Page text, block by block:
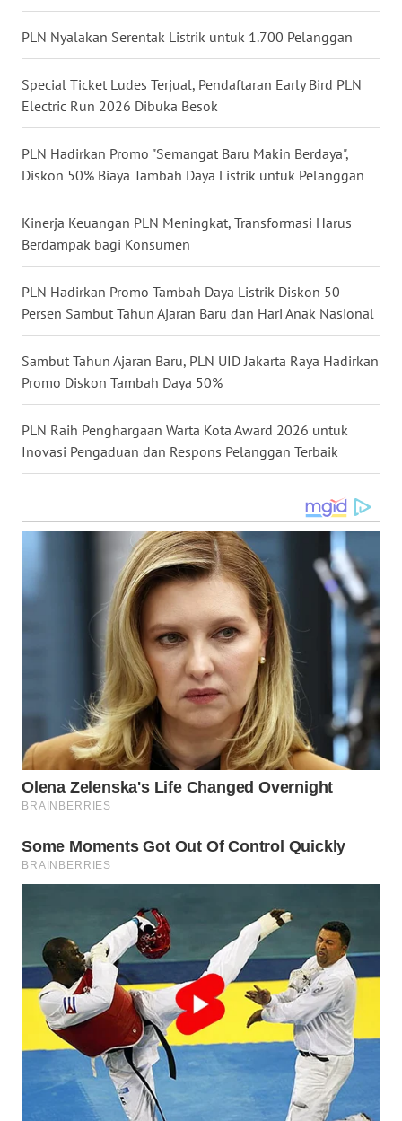
PLN Nyalakan Serentak Listrik untuk 1.700 Pelanggan
Special Ticket Ludes Terjual, Pendaftaran Early Bird PLN
Electric Run 2026 Dibuka Besok
PLN Hadirkan Promo "Semangat Baru Makin Berdaya",
Diskon 50% Biaya Tambah Daya Listrik untuk Pelanggan
Kinerja Keuangan PLN Meningkat, Transformasi Harus
Berdampak bagi Konsumen
PLN Hadirkan Promo Tambah Daya Listrik Diskon 50
Persen Sambut Tahun Ajaran Baru dan Hari Anak Nasional
Sambut Tahun Ajaran Baru, PLN UID Jakarta Raya Hadirkan
Promo Diskon Tambah Daya 50%
PLN Raih Penghargaan Warta Kota Award 2026 untuk
Inovasi Pengaduan dan Respons Pelanggan Terbaik
DAIRI
WN
DANAU
TOBA
WN
NIAS
WN
WN
LESUNG
WN
LABUHANBATU
TAPANULI
TENGAH
WN DELI
SERDANG
TEBING
TINGGI
PAKPAK
WN
KARAWANG
WN